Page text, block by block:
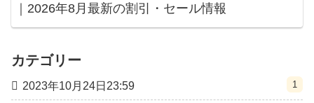
｜2026年8月最新の割引・セール情報
カテゴリー
2023年10月24日23:59 1